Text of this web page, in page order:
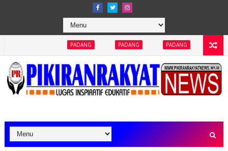
PADANG PADANG PADANG PADANG